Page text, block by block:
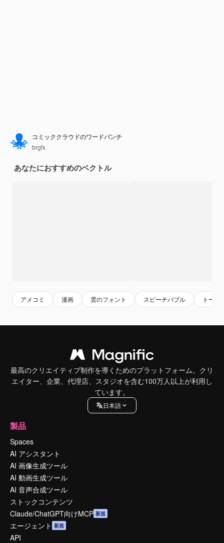
コミッククラウドのワードパンチ
brgfx
あなたにおすすめのベクトル
アメコミ 漫画 雲のフォント スピーチバブル トーク
最高のクリエイティブ制作を導くためのプラットフォーム。クリ
エイター、企業、代理店、スタジオを含む100万人以上が利用し
ています。
日本語
製品
Spaces
AI アシスタント
AI 画像生成ツール
AI 動画生成ツール
AI 音声合成ツール
ストックコンテンツ
Claude/ChatGPT向けMCP 新規
エージェント 新規
API